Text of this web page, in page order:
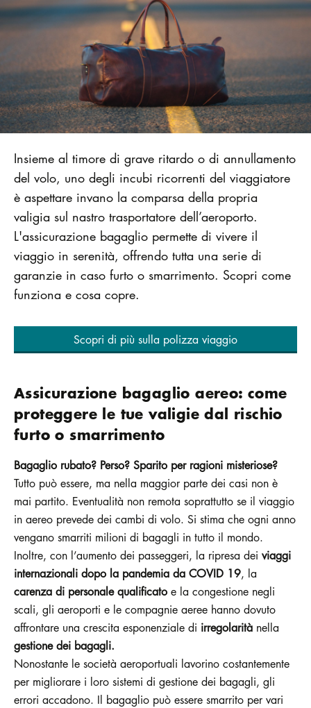
Insieme al timore di grave ritardo o di annullamento
del volo, uno degli incubi ricorrenti del viaggiatore
è aspettare invano la comparsa della propria
valigia sul nastro trasportatore dell’aeroporto.
L'assicurazione bagaglio permette di vivere il
viaggio in serenità, offrendo tutta una serie di
garanzie in caso furto o smarrimento. Scopri come
funziona e cosa copre.
Scopri di più sulla polizza viaggio
Assicurazione bagaglio aereo: come
proteggere le tue valigie dal rischio
furto o smarrimento
Bagaglio rubato? Perso? Sparito per ragioni misteriose?
Tutto può essere, ma nella maggior parte dei casi non è
mai partito. Eventualità non remota soprattutto se il viaggio
in aereo prevede dei cambi di volo. Si stima che ogni anno
vengano smarriti milioni di bagagli in tutto il mondo.
Inoltre, con l’aumento dei passeggeri, la ripresa dei viaggi
internazionali dopo la pandemia da COVID 19, la
carenza di personale qualificato e la congestione negli
scali, gli aeroporti e le compagnie aeree hanno dovuto
affrontare una crescita esponenziale di irregolarità nella
gestione dei bagagli.
Nonostante le società aeroportuali lavorino costantemente
per migliorare i loro sistemi di gestione dei bagagli, gli
errori accadono. Il bagaglio può essere smarrito per vari